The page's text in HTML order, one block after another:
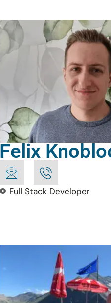
Felix
Full Stack Developer